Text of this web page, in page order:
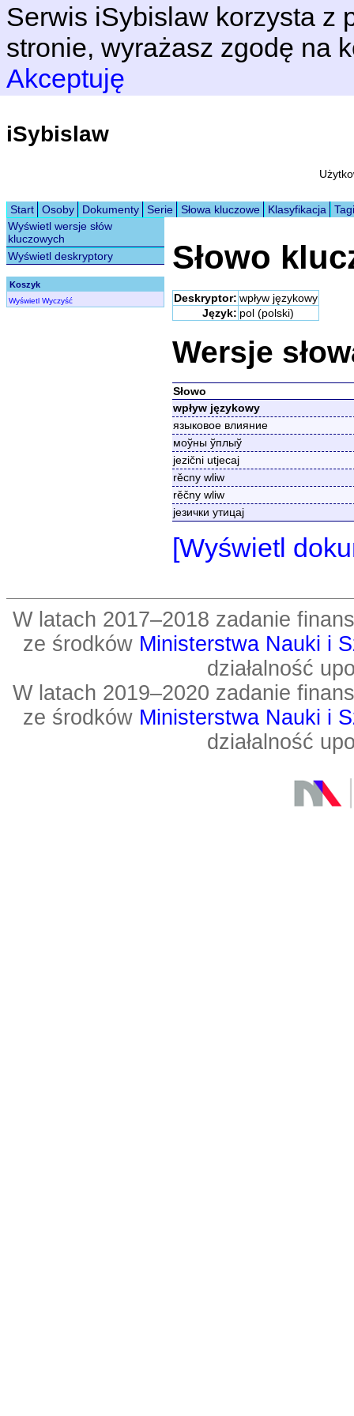
Serwis iSybislaw korzysta z
stronie, wyrażasz zgodę na
Akceptuję
iSybislaw
Start Osoby Dokumenty Serie Słowa kluczowe Klasyfikacja
Tagi
Wyświetl wersje słów
kluczowych
Wyświetl deskryptory
Koszyk
Wyświetl Wyczyść
Słowo
Deskryptor: wpływ językowy
Język: pol (polski)
Wersje
Słowo
wpływ językowy
языковое влияние
моўны ўплыў
jezični utjecaj
rěcny wliw
rěčny wliw
језички утицај
[Wyświetl
W latach 2017–2018 zadanie
ze środków Ministerstwa Nauki i
działalność
W latach 2019–2020 zadanie
ze środków Ministerstwa Nauki i
działalność